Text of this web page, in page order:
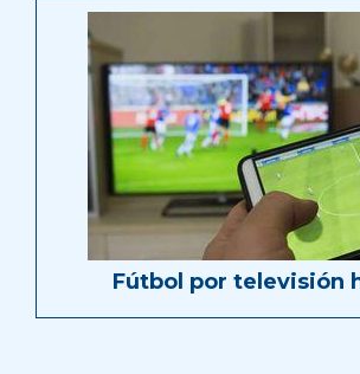
Fútbol por televisión